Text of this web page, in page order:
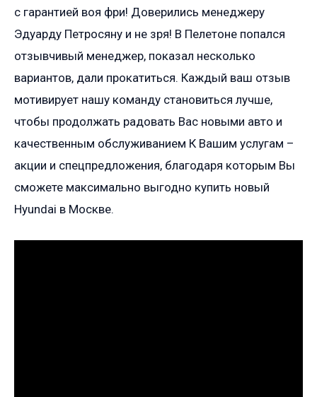
с гарантией воя фри! Доверились менеджеру
Эдуарду Петросяну и не зря! В Пелетоне попался
отзывчивый менеджер, показал несколько
вариантов, дали прокатиться. Каждый ваш отзыв
мотивирует нашу команду становиться лучше,
чтобы продолжать радовать Вас новыми авто и
качественным обслуживанием К Вашим услугам –
акции и спецпредложения, благодаря которым Вы
сможете максимально выгодно купить новый
Hyundai в Москве.